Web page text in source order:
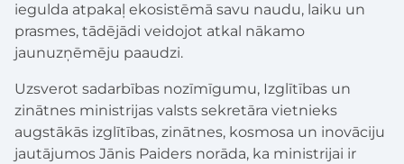
iegulda atpakaļ ekosistēmā savu naudu, laiku un
prasmes, tādējādi veidojot atkal nākamo
jaunuzņēmēju paaudzi.
Uzsverot sadarbības nozīmīgumu, Izglītības un
zinātnes ministrijas valsts sekretāra vietnieks
augstākās izglītības, zinātnes, kosmosa un inovāciju
jautājumos Jānis Paiders norāda, ka ministrijai ir